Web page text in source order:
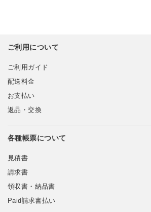
ご利用について
ご利用ガイド
配送料金
お支払い
返品・交換
各種帳票について
見積書
請求書
領収書・納品書
Paid請求書払い